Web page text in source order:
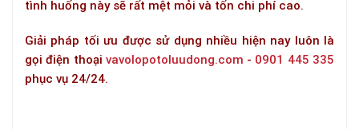
tình huống này sẽ rất mệt mỏi và tốn chi phí cao.
Giải pháp tối ưu được sử dụng nhiều hiện nay luôn là
gọi điện thoại vavolopotoluudong.com - 0901 445 335
phục vụ 24/24.